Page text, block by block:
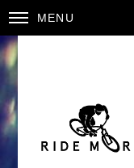
MENU